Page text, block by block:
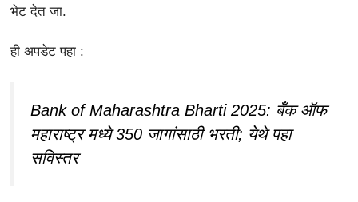
भेट देत जा.
ही अपडेट पहा :
Bank of Maharashtra Bharti 2025: बँक ऑफ
महाराष्ट्र मध्ये 350 जागांसाठी भरती; येथे पहा
सविस्तर